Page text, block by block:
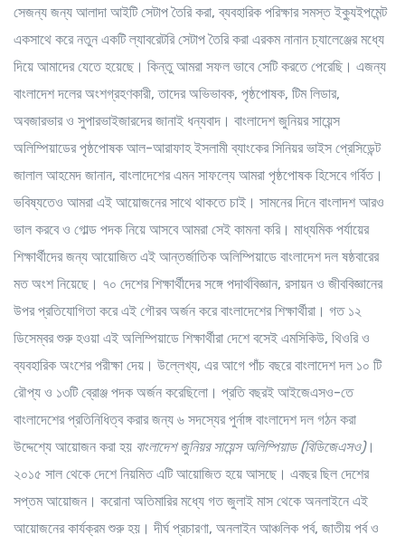
সেজন্য জন্য আলাদা আইটি সেটাপ তৈরি করা, ব্যবহারিক পরিক্ষার সমস্ত ইক্যুইপমেন্ট
একসাথে করে নতুন একটি ল্যাবরেটরি সেটাপ তৈরি করা এরকম নানান চ্যালেঞ্জের মধ্যে
দিয়ে আমাদের যেতে হয়েছে। কিন্তু আমরা সফল ভাবে সেটি করতে পেরেছি। এজন্য
বাংলাদেশ দলের অংশগ্রহণকারী, তাদের অভিভাবক, পৃষ্ঠপোষক, টিম লিডার,
অবজারভার ও সুপারভাইজারদের জানাই ধন্যবাদ। বাংলাদেশ জুনিয়র সায়েন্স
অলিম্পিয়াডের পৃষ্ঠপোষক আল-আরাফাহ ইসলামী ব্যাংকের সিনিয়র ভাইস প্রেসিডেন্ট
জালাল আহমেদ জানান, বাংলাদেশের এমন সাফল্যে আমরা পৃষ্ঠপোষক হিসেবে গর্বিত।
ভবিষ্যতেও আমরা এই আয়োজনের সাথে থাকতে চাই। সামনের দিনে বাংলাদশ আরও
ভাল করবে ও গোল্ড পদক নিয়ে আসবে আমরা সেই কামনা করি। মাধ্যমিক পর্যায়ের
শিক্ষার্থীদের জন্য আয়োজিত এই আন্তর্জাতিক অলিম্পিয়াডে বাংলাদেশ দল ষষ্ঠবারের
মত অংশ নিয়েছে। ৭০ দেশের শিক্ষার্থীদের সঙ্গে পদার্থবিজ্ঞান, রসায়ন ও জীববিজ্ঞানের
উপর প্রতিযোগিতা করে এই গৌরব অর্জন করে বাংলাদেশের শিক্ষার্থীরা। গত ১২
ডিসেম্বর শুরু হওয়া এই অলিম্পিয়াডে শিক্ষার্থীরা দেশে বসেই এমসিকিউ, থিওরি ও
ব্যবহারিক অংশের পরীক্ষা দেয়। উল্লেখ্য, এর আগে পাঁচ বছরে বাংলাদেশ দল ১০ টি
রৌপ্য ও ১৩টি ব্রোঞ্জ পদক অর্জন করেছিলো। প্রতি বছরই আইজেএসও-তে
বাংলাদেশের প্রতিনিধিত্ব করার জন্য ৬ সদস্যের পুর্নাঙ্গ বাংলাদেশ দল গঠন করা
উদ্দেশ্যে আয়োজন করা হয় বাংলাদেশ জুনিয়র সায়েন্স অলিম্পিয়াড (বিডিজেএসও)।
২০১৫ সাল থেকে দেশে নিয়মিত এটি আয়োজিত হয়ে আসছে। এবছর ছিল দেশের
সপ্তম আয়োজন। করোনা অতিমারির মধ্যে গত জুলাই মাস থেকে অনলাইনে এই
আয়োজনের কার্যক্রম শুরু হয়। দীর্ঘ প্রচারণা, অনলাইন আঞ্চলিক পর্ব, জাতীয় পর্ব ও